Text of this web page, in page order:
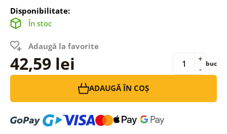
Disponibilitate:
În stoc
Adaugă la favorite
42,59 lei -
+ buc
ADAUGĂ ÎN COȘ